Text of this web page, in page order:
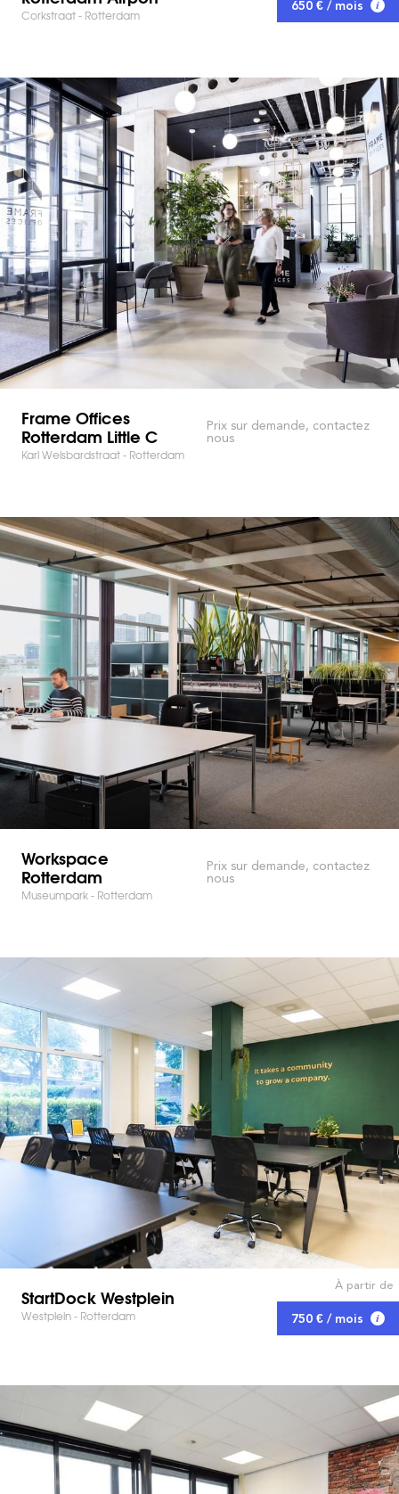
Corkstraat - Rotterdam
650 € / mois
Frame Offices
Rotterdam Little C
Karl Weisbardstraat - Rotterdam
Prix sur demande, contactez
nous
Workspace
Rotterdam
Museumpark - Rotterdam
Prix sur demande, contactez
nous
StartDock Westplein
Westplein - Rotterdam
À partir de
750 € / mois